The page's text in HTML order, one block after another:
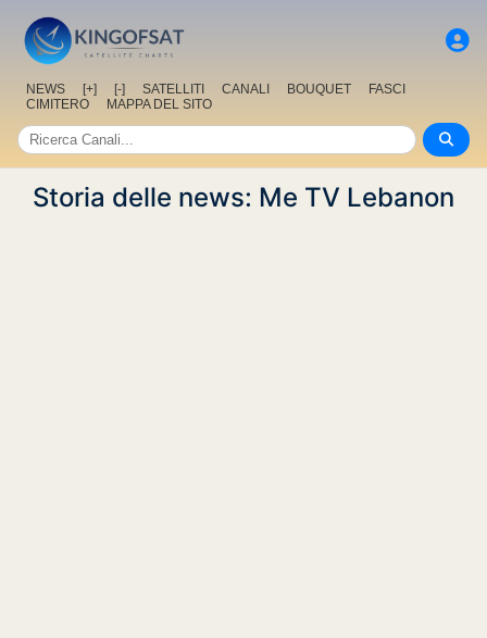
NEWS [+] [-] SATELLITI CANALI BOUQUET
FASCI
CIMITERO
MAPPA DEL SITO
Storia delle news: Me TV Lebanon